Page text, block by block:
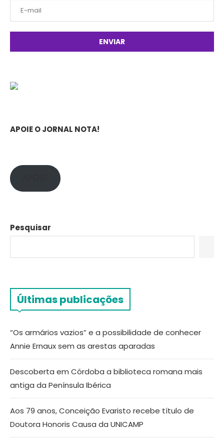
APOIE O JORNAL NOTA!
Pesquisar
Últimas publicações
“Os armários vazios” e a possibilidade de conhecer
Annie Ernaux sem as arestas aparadas
Descoberta em Córdoba a biblioteca romana mais
antiga da Península Ibérica
Aos 79 anos, Conceição Evaristo recebe título de
Doutora Honoris Causa da UNICAMP